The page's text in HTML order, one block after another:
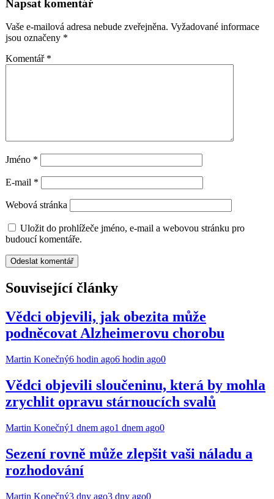
Napsat komentář
Vaše e-mailová adresa nebude zveřejněna. Vyžadované informace
jsou označeny *
Komentář *
Jméno *
E-mail *
Webová stránka
Uložit do prohlížeče jméno, e-mail a webovou stránku pro
budoucí komentáře.
Související články
Vědci objevili, jak obezita může
podněcovat Alzheimerovu chorobu
Martin Konečný6 hodin ago6 hodin ago0
Vědci objevili sloučeninu, která by mohla
zrychlit opravu stárnoucích svalů
Martin Konečný1 dnem ago1 dnem ago0
Sezení rovně může zlepšit vaši náladu a
rozhodování
Martin Konečný3 dny ago3 dny ago0